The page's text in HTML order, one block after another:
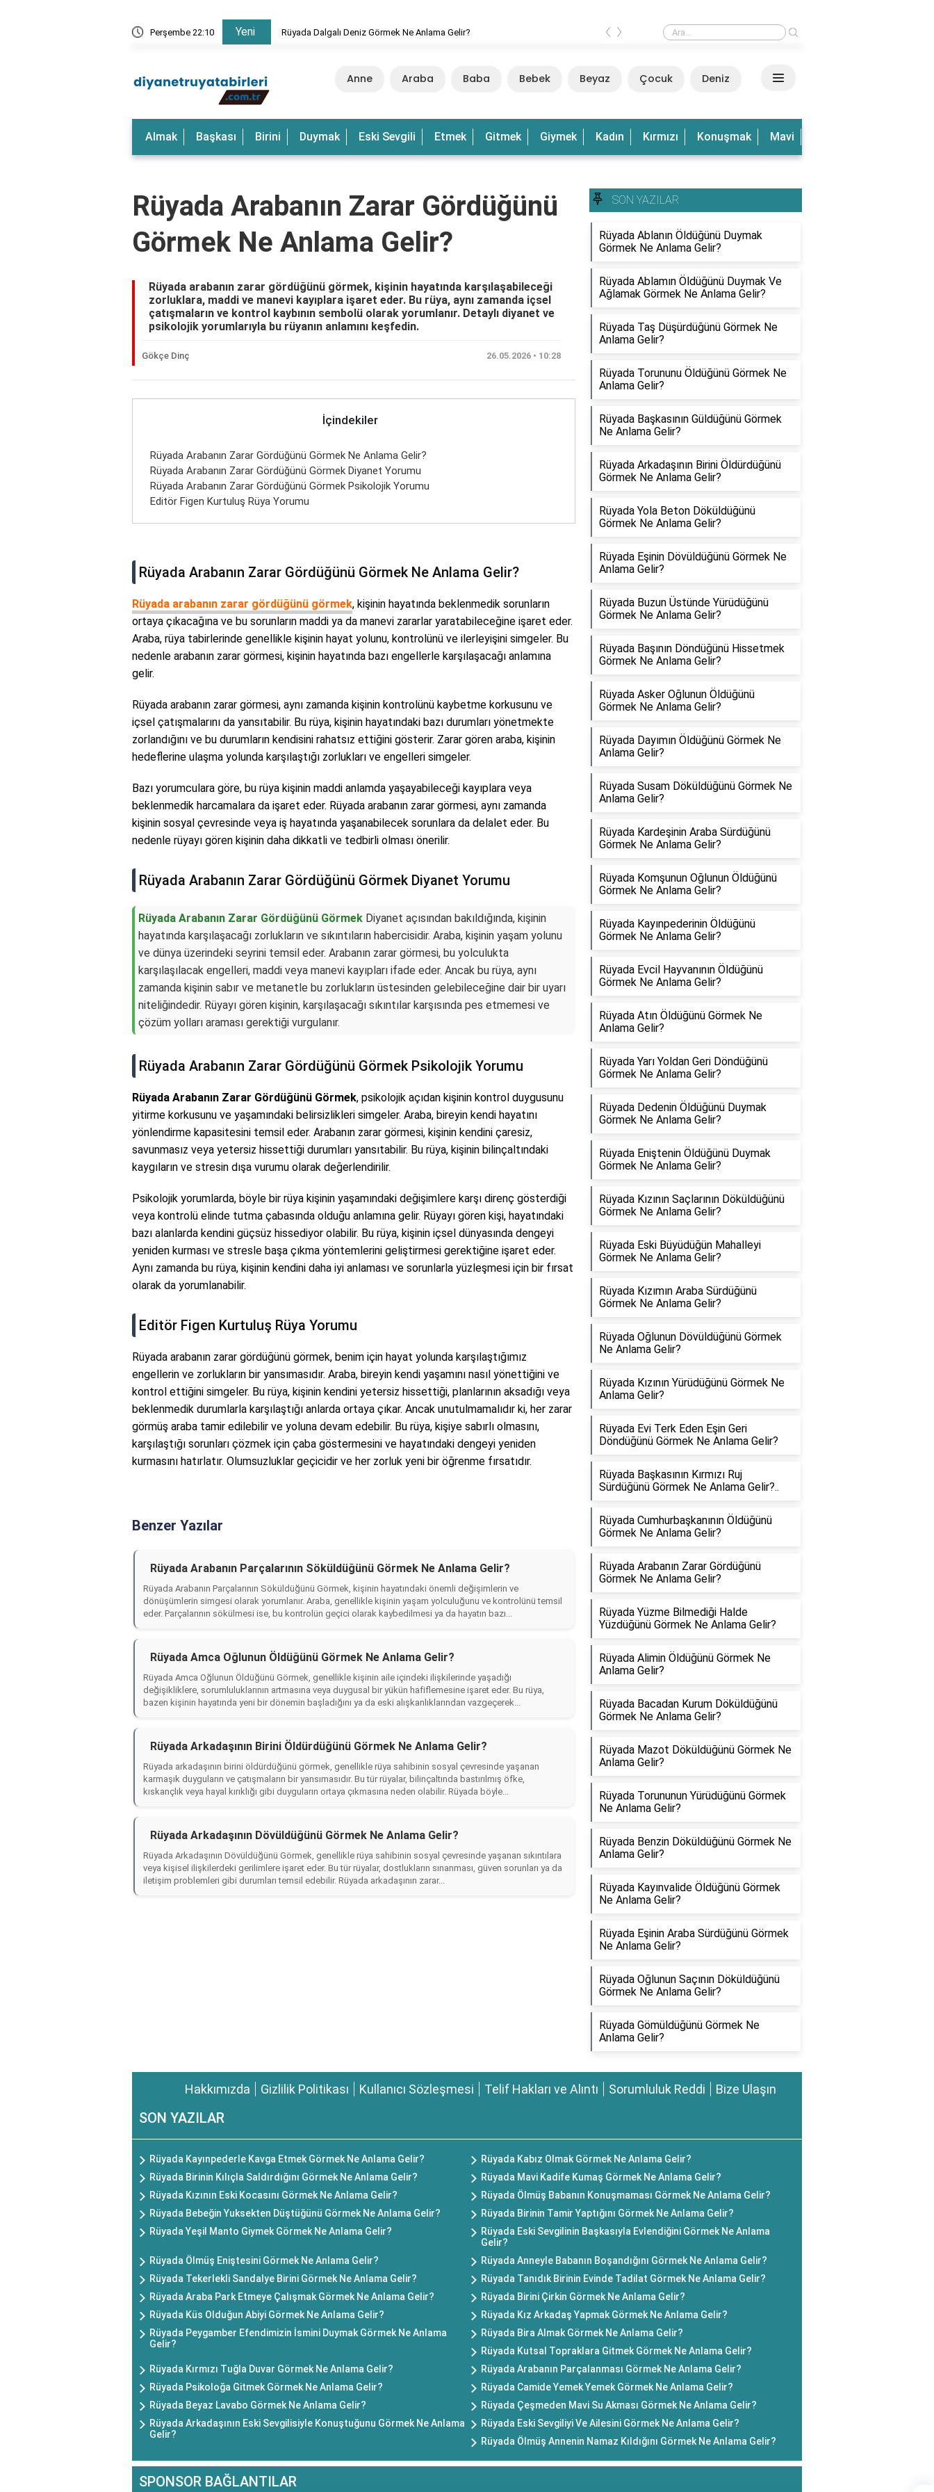
Perşembe 22:10 Yeni Rüyada Dalgalı Deniz Görmek Ne Anlama Gelir? Rüyada Dalgalı Deniz Görmek Ne Anlama Gelir?
‹ ›
Anne Araba Baba Bebek Beyaz Çocuk Deniz
Almak Başkası Birini Duymak Eski Sevgili Etmek Gitmek Giymek Kadın Kırmızı Konuşmak Mavi
Rüyada Arabanın Zarar Gördüğünü
Görmek Ne Anlama Gelir?
Rüyada arabanın zarar gördüğünü görmek, kişinin hayatında karşılaşabileceği
zorluklara, maddi ve manevi kayıplara işaret eder. Bu rüya, aynı zamanda içsel
çatışmaların ve kontrol kaybının sembolü olarak yorumlanır. Detaylı diyanet ve
psikolojik yorumlarıyla bu rüyanın anlamını keşfedin.
Gökçe Dinç 26.05.2026 • 10:28
İçindekiler
Rüyada Arabanın Zarar Gördüğünü Görmek Ne Anlama Gelir?
Rüyada Arabanın Zarar Gördüğünü Görmek Diyanet Yorumu
Rüyada Arabanın Zarar Gördüğünü Görmek Psikolojik Yorumu
Editör Figen Kurtuluş Rüya Yorumu
Rüyada Arabanın Zarar Gördüğünü Görmek Ne Anlama Gelir?
Rüyada arabanın zarar gördüğünü görmek, kişinin hayatında beklenmedik sorunların
ortaya çıkacağına ve bu sorunların maddi ya da manevi zararlar yaratabileceğine işaret eder.
Araba, rüya tabirlerinde genellikle kişinin hayat yolunu, kontrolünü ve ilerleyişini simgeler. Bu
nedenle arabanın zarar görmesi, kişinin hayatında bazı engellerle karşılaşacağı anlamına
gelir.
Rüyada arabanın zarar görmesi, aynı zamanda kişinin kontrolünü kaybetme korkusunu ve
içsel çatışmalarını da yansıtabilir. Bu rüya, kişinin hayatındaki bazı durumları yönetmekte
zorlandığını ve bu durumların kendisini rahatsız ettiğini gösterir. Zarar gören araba, kişinin
hedeflerine ulaşma yolunda karşılaştığı zorlukları ve engelleri simgeler.
Bazı yorumculara göre, bu rüya kişinin maddi anlamda yaşayabileceği kayıplara veya
beklenmedik harcamalara da işaret eder. Rüyada arabanın zarar görmesi, aynı zamanda
kişinin sosyal çevresinde veya iş hayatında yaşanabilecek sorunlara da delalet eder. Bu
nedenle rüyayı gören kişinin daha dikkatli ve tedbirli olması önerilir.
Rüyada Arabanın Zarar Gördüğünü Görmek Diyanet Yorumu
Rüyada Arabanın Zarar Gördüğünü Görmek Diyanet açısından bakıldığında, kişinin
hayatında karşılaşacağı zorlukların ve sıkıntıların habercisidir. Araba, kişinin yaşam yolunu
ve dünya üzerindeki seyrini temsil eder. Arabanın zarar görmesi, bu yolculukta
karşılaşılacak engelleri, maddi veya manevi kayıpları ifade eder. Ancak bu rüya, aynı
zamanda kişinin sabır ve metanetle bu zorlukların üstesinden gelebileceğine dair bir uyarı
niteliğindedir. Rüyayı gören kişinin, karşılaşacağı sıkıntılar karşısında pes etmemesi ve
çözüm yolları araması gerektiği vurgulanır.
Rüyada Arabanın Zarar Gördüğünü Görmek Psikolojik Yorumu
Rüyada Arabanın Zarar Gördüğünü Görmek, psikolojik açıdan kişinin kontrol duygusunu
yitirme korkusunu ve yaşamındaki belirsizlikleri simgeler. Araba, bireyin kendi hayatını
yönlendirme kapasitesini temsil eder. Arabanın zarar görmesi, kişinin kendini çaresiz,
savunmasız veya yetersiz hissettiği durumları yansıtabilir. Bu rüya, kişinin bilinçaltındaki
kaygıların ve stresin dışa vurumu olarak değerlendirilir.
Psikolojik yorumlarda, böyle bir rüya kişinin yaşamındaki değişimlere karşı direnç gösterdiği
veya kontrolü elinde tutma çabasında olduğu anlamına gelir. Rüyayı gören kişi, hayatındaki
bazı alanlarda kendini güçsüz hissediyor olabilir. Bu rüya, kişinin içsel dünyasında dengeyi
yeniden kurması ve stresle başa çıkma yöntemlerini geliştirmesi gerektiğine işaret eder.
Aynı zamanda bu rüya, kişinin kendini daha iyi anlaması ve sorunlarla yüzleşmesi için bir fırsat
olarak da yorumlanabilir.
Editör Figen Kurtuluş Rüya Yorumu
Rüyada arabanın zarar gördüğünü görmek, benim için hayat yolunda karşılaştığımız
engellerin ve zorlukların bir yansımasıdır. Araba, bireyin kendi yaşamını nasıl yönettiğini ve
kontrol ettiğini simgeler. Bu rüya, kişinin kendini yetersiz hissettiği, planlarının aksadığı veya
beklenmedik durumlarla karşılaştığı anlarda ortaya çıkar. Ancak unutulmamalıdır ki, her zarar
görmüş araba tamir edilebilir ve yoluna devam edebilir. Bu rüya, kişiye sabırlı olmasını,
karşılaştığı sorunları çözmek için çaba göstermesini ve hayatındaki dengeyi yeniden
kurmasını hatırlatır. Olumsuzluklar geçicidir ve her zorluk yeni bir öğrenme fırsatıdır.
Benzer Yazılar
Rüyada Arabanın Parçalarının Söküldüğünü Görmek Ne Anlama Gelir?
Rüyada Arabanın Parçalarının Söküldüğünü Görmek, kişinin hayatındaki önemli değişimlerin ve
dönüşümlerin simgesi olarak yorumlanır. Araba, genellikle kişinin yaşam yolculuğunu ve kontrolünü temsil
eder. Parçalarının sökülmesi ise, bu kontrolün geçici olarak kaybedilmesi ya da hayatın bazı...
Rüyada Amca Oğlunun Öldüğünü Görmek Ne Anlama Gelir?
Rüyada Amca Oğlunun Öldüğünü Görmek, genellikle kişinin aile içindeki ilişkilerinde yaşadığı
değişikliklere, sorumluluklarının artmasına veya duygusal bir yükün hafiflemesine işaret eder. Bu rüya,
bazen kişinin hayatında yeni bir dönemin başladığını ya da eski alışkanlıklarından vazgeçerek...
Rüyada Arkadaşının Birini Öldürdüğünü Görmek Ne Anlama Gelir?
Rüyada arkadaşının birini öldürdüğünü görmek, genellikle rüya sahibinin sosyal çevresinde yaşanan
karmaşık duyguların ve çatışmaların bir yansımasıdır. Bu tür rüyalar, bilinçaltında bastırılmış öfke,
kıskançlık veya hayal kırıklığı gibi duyguların ortaya çıkmasına neden olabilir. Rüyada böyle...
Rüyada Arkadaşının Dövüldüğünü Görmek Ne Anlama Gelir?
Rüyada Arkadaşının Dövüldüğünü Görmek, genellikle rüya sahibinin sosyal çevresinde yaşanan sıkıntılara
veya kişisel ilişkilerdeki gerilimlere işaret eder. Bu tür rüyalar, dostlukların sınanması, güven sorunları ya da
iletişim problemleri gibi durumları temsil edebilir. Rüyada arkadaşının zarar...
SON YAZILAR
Rüyada Ablanın Öldüğünü Duymak
Görmek Ne Anlama Gelir?
Rüyada Ablamın Öldüğünü Duymak Ve
Ağlamak Görmek Ne Anlama Gelir?
Rüyada Taş Düşürdüğünü Görmek Ne
Anlama Gelir?
Rüyada Torununu Öldüğünü Görmek Ne
Anlama Gelir?
Rüyada Başkasının Güldüğünü Görmek
Ne Anlama Gelir?
Rüyada Arkadaşının Birini Öldürdüğünü
Görmek Ne Anlama Gelir?
Rüyada Yola Beton Döküldüğünü
Görmek Ne Anlama Gelir?
Rüyada Eşinin Dövüldüğünü Görmek Ne
Anlama Gelir?
Rüyada Buzun Üstünde Yürüdüğünü
Görmek Ne Anlama Gelir?
Rüyada Başının Döndüğünü Hissetmek
Görmek Ne Anlama Gelir?
Rüyada Asker Oğlunun Öldüğünü
Görmek Ne Anlama Gelir?
Rüyada Dayımın Öldüğünü Görmek Ne
Anlama Gelir?
Rüyada Susam Döküldüğünü Görmek Ne
Anlama Gelir?
Rüyada Kardeşinin Araba Sürdüğünü
Görmek Ne Anlama Gelir?
Rüyada Komşunun Oğlunun Öldüğünü
Görmek Ne Anlama Gelir?
Rüyada Kayınpederinin Öldüğünü
Görmek Ne Anlama Gelir?
Rüyada Evcil Hayvanının Öldüğünü
Görmek Ne Anlama Gelir?
Rüyada Atın Öldüğünü Görmek Ne
Anlama Gelir?
Rüyada Yarı Yoldan Geri Döndüğünü
Görmek Ne Anlama Gelir?
Rüyada Dedenin Öldüğünü Duymak
Görmek Ne Anlama Gelir?
Rüyada Eniştenin Öldüğünü Duymak
Görmek Ne Anlama Gelir?
Rüyada Kızının Saçlarının Döküldüğünü
Görmek Ne Anlama Gelir?
Rüyada Eski Büyüdüğün Mahalleyi
Görmek Ne Anlama Gelir?
Rüyada Kızımın Araba Sürdüğünü
Görmek Ne Anlama Gelir?
Rüyada Oğlunun Dövüldüğünü Görmek
Ne Anlama Gelir?
Rüyada Kızının Yürüdüğünü Görmek Ne
Anlama Gelir?
Rüyada Evi Terk Eden Eşin Geri
Döndüğünü Görmek Ne Anlama Gelir?
Rüyada Başkasının Kırmızı Ruj
Sürdüğünü Görmek Ne Anlama Gelir?..
Rüyada Cumhurbaşkanının Öldüğünü
Görmek Ne Anlama Gelir?
Rüyada Arabanın Zarar Gördüğünü
Görmek Ne Anlama Gelir?
Rüyada Yüzme Bilmediği Halde
Yüzdüğünü Görmek Ne Anlama Gelir?
Rüyada Alimin Öldüğünü Görmek Ne
Anlama Gelir?
Rüyada Bacadan Kurum Döküldüğünü
Görmek Ne Anlama Gelir?
Rüyada Mazot Döküldüğünü Görmek Ne
Anlama Gelir?
Rüyada Torununun Yürüdüğünü Görmek
Ne Anlama Gelir?
Rüyada Benzin Döküldüğünü Görmek Ne
Anlama Gelir?
Rüyada Kayınvalide Öldüğünü Görmek
Ne Anlama Gelir?
Rüyada Eşinin Araba Sürdüğünü Görmek
Ne Anlama Gelir?
Rüyada Oğlunun Saçının Döküldüğünü
Görmek Ne Anlama Gelir?
Rüyada Gömüldüğünü Görmek Ne
Anlama Gelir?
Hakkımızda Gizlilik Politikası Kullanıcı Sözleşmesi Telif Hakları ve Alıntı Sorumluluk Reddi Bize Ulaşın
SON YAZILAR
Rüyada Kayınpederle Kavga Etmek Görmek Ne Anlama Gelir?
Rüyada Kabız Olmak Görmek Ne Anlama Gelir?
Rüyada Birinin Kılıçla Saldırdığını Görmek Ne Anlama Gelir?
Rüyada Mavi Kadife Kumaş Görmek Ne Anlama Gelir?
Rüyada Kızının Eski Kocasını Görmek Ne Anlama Gelir?
Rüyada Ölmüş Babanın Konuşmaması Görmek Ne Anlama Gelir?
Rüyada Bebeğin Yuksekten Düştüğünü Görmek Ne Anlama Gelir?
Rüyada Birinin Tamir Yaptığını Görmek Ne Anlama Gelir?
Rüyada Yeşil Manto Giymek Görmek Ne Anlama Gelir?
Rüyada Eski Sevgilinin Başkasıyla Evlendiğini Görmek Ne Anlama
Gelir?
Rüyada Ölmüş Eniştesini Görmek Ne Anlama Gelir?
Rüyada Anneyle Babanın Boşandığını Görmek Ne Anlama Gelir?
Rüyada Tekerlekli Sandalye Birini Görmek Ne Anlama Gelir?
Rüyada Tanıdık Birinin Evinde Tadilat Görmek Ne Anlama Gelir?
Rüyada Araba Park Etmeye Çalışmak Görmek Ne Anlama Gelir?
Rüyada Birini Çirkin Görmek Ne Anlama Gelir?
Rüyada Küs Olduğun Abiyi Görmek Ne Anlama Gelir?
Rüyada Kız Arkadaş Yapmak Görmek Ne Anlama Gelir?
Rüyada Peygamber Efendimizin İsmini Duymak Görmek Ne Anlama
Gelir?
Rüyada Bira Almak Görmek Ne Anlama Gelir?
Rüyada Kutsal Topraklara Gitmek Görmek Ne Anlama Gelir?
Rüyada Kırmızı Tuğla Duvar Görmek Ne Anlama Gelir?
Rüyada Arabanın Parçalanması Görmek Ne Anlama Gelir?
Rüyada Psikoloğa Gitmek Görmek Ne Anlama Gelir?
Rüyada Camide Yemek Yemek Görmek Ne Anlama Gelir?
Rüyada Beyaz Lavabo Görmek Ne Anlama Gelir?
Rüyada Çeşmeden Mavi Su Akması Görmek Ne Anlama Gelir?
Rüyada Arkadaşının Eski Sevgilisiyle Konuştuğunu Görmek Ne Anlama
Gelir?
Rüyada Eski Sevgiliyi Ve Ailesini Görmek Ne Anlama Gelir?
Rüyada Ölmüş Annenin Namaz Kıldığını Görmek Ne Anlama Gelir?
SPONSOR BAĞLANTILAR